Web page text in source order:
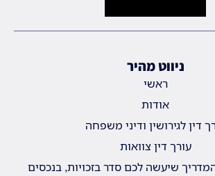
ניווט מהיר
ראשי
אודות
דין לגירושין ודיני משפחה
עורך דין צוואות
שיעשה לכם סדר בזכויות, בנכסים